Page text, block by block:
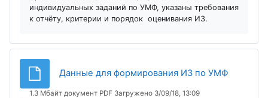
индивидуальных заданий по УМФ, указаны требования
к отчёту, критерии и порядок оценивания ИЗ.
Данные для формирования ИЗ по УМФ
1.3 Мбайт документ PDF Загружено 3/09/18, 13:09